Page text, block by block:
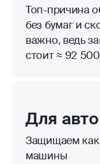
Топ-причина
без бумаг и
важно, ведь
стоит ≈ 92
Для авто
Защищаем как
машины